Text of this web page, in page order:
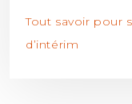
Tout savoir pour
d’intérim